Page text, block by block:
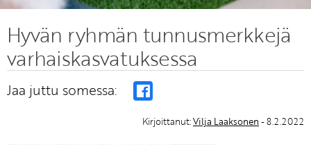
Hyvän ryhmän tunnusmerkkejä
varhaiskasvatuksessa
Jaa juttu somessa:
Kirjoittanut:Vilja Laaksonen - 8.2.2022